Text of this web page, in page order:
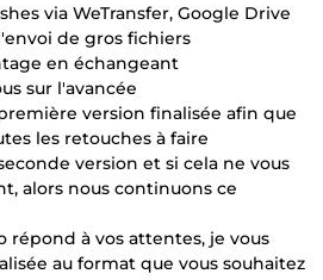
via WeTransfer, Google Drive
de gros fichiers
en échangeant
sur l'avancée
version finalisée afin que
les retouches à faire
version et si cela ne vous
alors nous continuons ce
répond à vos attentes, je vous
au format que vous souhaitez